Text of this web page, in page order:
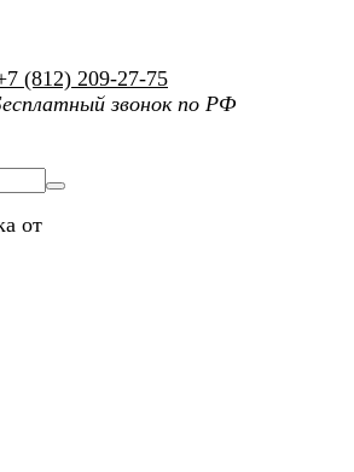
(812) 209-27-75
звонок по РФ
от